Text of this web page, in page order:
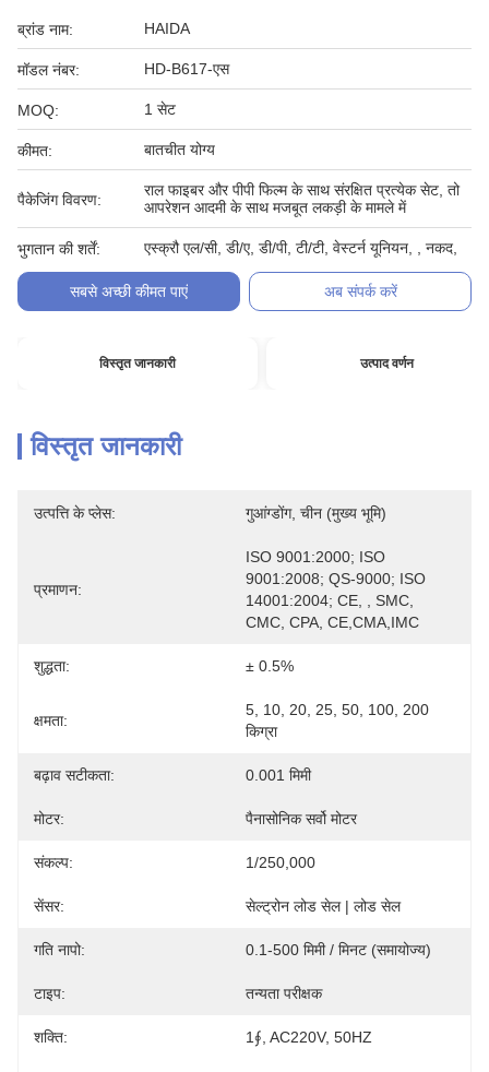
ब्रांड नाम: HAIDA
मॉडल नंबर: HD-B617-एस
MOQ: 1 सेट
कीमत: बातचीत योग्य
पैकेजिंग विवरण:
राल फाइबर और पीपी फिल्म के साथ संरक्षित प्रत्येक सेट, तो
आपरेशन आदमी के साथ मजबूत लकड़ी के मामले में
भुगतान की शर्तें: एस्क्रौ एल/सी, डी/ए, डी/पी, टी/टी, वेस्टर्न यूनियन, , नकद,
सबसे अच्छी कीमत पाएं अब संपर्क करें
विस्तृत जानकारी उत्पाद वर्णन
विस्तृत जानकारी
उत्पत्ति के प्लेस: गुआंग्डोंग, चीन (मुख्य भूमि)
प्रमाणन:
ISO 9001:2000; ISO
9001:2008; QS-9000; ISO
14001:2004; CE, , SMC,
CMC, CPA, CE,CMA,IMC
शुद्धता: ± 0.5%
क्षमता:
5, 10, 20, 25, 50, 100, 200
किग्रा
बढ़ाव सटीकता: 0.001 मिमी
मोटर: पैनासोनिक सर्वो मोटर
संकल्प: 1/250,000
सेंसर: सेल्ट्रोन लोड सेल | लोड सेल
गति नापो: 0.1-500 मिमी / मिनट (समायोज्य)
टाइप: तन्यता परीक्षक
शक्ति: 1∮, AC220V, 50HZ